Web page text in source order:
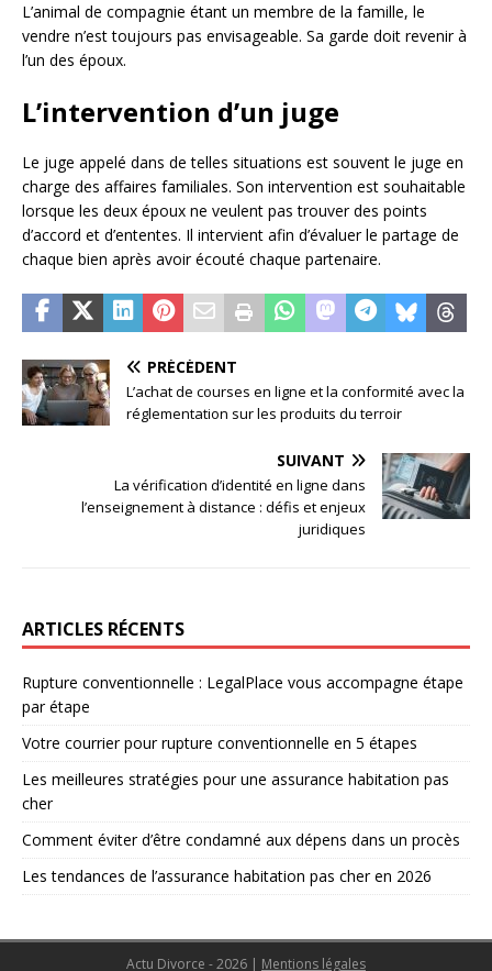
L’animal de compagnie étant un membre de la famille, le
vendre n’est toujours pas envisageable. Sa garde doit revenir à
l’un des époux.
L’intervention d’un juge
Le juge appelé dans de telles situations est souvent le juge en
charge des affaires familiales. Son intervention est souhaitable
lorsque les deux époux ne veulent pas trouver des points
d’accord et d’ententes. Il intervient afin d’évaluer le partage de
chaque bien après avoir écouté chaque partenaire.
PRÉCÉDENT
L’achat de courses en ligne et la conformité avec la
réglementation sur les produits du terroir
SUIVANT
La vérification d’identité en ligne dans
l’enseignement à distance : défis et enjeux
juridiques
ARTICLES RÉCENTS
Rupture conventionnelle : LegalPlace vous accompagne étape
par étape
Votre courrier pour rupture conventionnelle en 5 étapes
Les meilleures stratégies pour une assurance habitation pas
cher
Comment éviter d’être condamné aux dépens dans un procès
Les tendances de l’assurance habitation pas cher en 2026
Actu Divorce - 2026 | Mentions légales